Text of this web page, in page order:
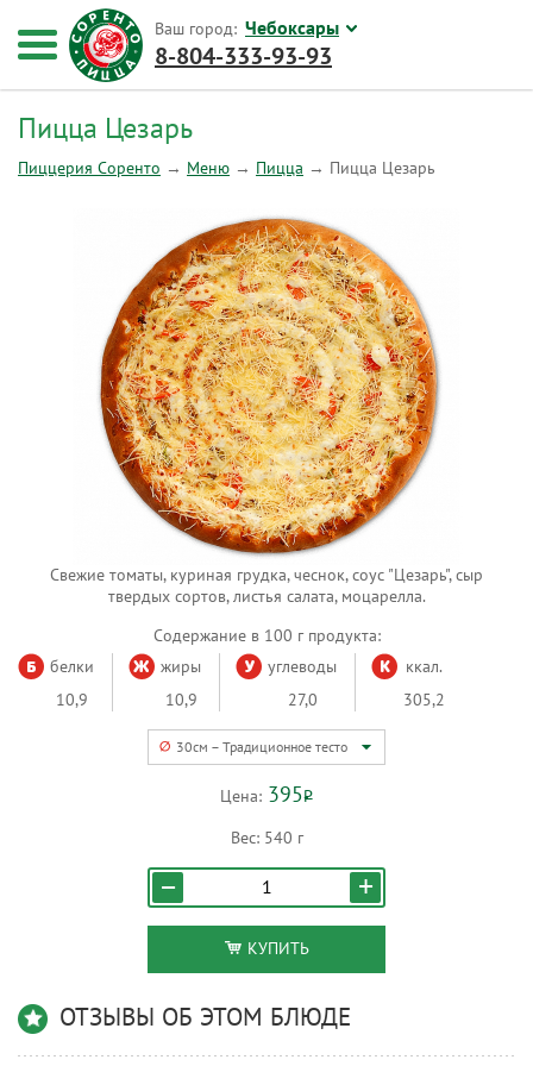
Пицца Цезарь
Пиццерия Соренто → Меню → Пицца → Пицца Цезарь
Свежие томаты, куриная грудка, чеснок, соус "Цезарь", сыр
твердых сортов, листья салата, моцарелла.
Содержание в 100 г продукта:
белки
10,9
жиры
10,9
углеводы
27,0
ккал.
305,2
30см – Традиционное тесто
Цена: 395Р
Вес: 540 г
КУПИТЬ
ОТЗЫВЫ ОБ ЭТОМ БЛЮДЕ
Ваш город: Чебоксары
8-804-333-93-93